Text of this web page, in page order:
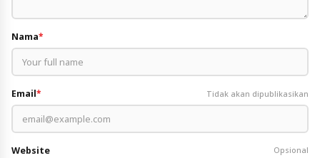
Nama*
Email* Tidak akan dipublikasikan
Website Opsional